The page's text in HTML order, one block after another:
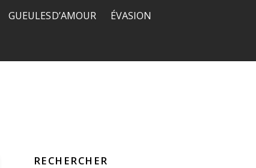
GUEULES D’AMOUR ÉVASION
RECHERCHER